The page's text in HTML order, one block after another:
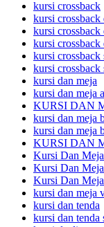
kursi crossback
kursi crossback
kursi crossback
kursi crossback
kursi crossback
kursi crossback
kursi dan meja
kursi dan meja
KURSI DAN
kursi dan meja
kursi dan meja
KURSI DAN
Kursi Dan
Kursi Dan
Kursi Dan
kursi dan meja
kursi dan tenda
kursi dan tenda